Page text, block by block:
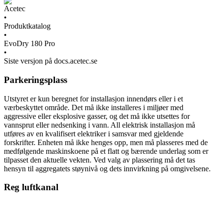
Acetec
•
Produktkatalog
•
EvoDry 180 Pro
•
Siste versjon på docs.acetec.se
Parkeringsplass
Utstyret er kun beregnet for installasjon innendørs eller i et
værbeskyttet område. Det må ikke installeres i miljøer med
aggressive eller eksplosive gasser, og det må ikke utsettes for
vannsprut eller nedsenking i vann. All elektrisk installasjon må
utføres av en kvalifisert elektriker i samsvar med gjeldende
forskrifter. Enheten må ikke henges opp, men må plasseres med de
medfølgende maskinskoene på et flatt og bærende underlag som er
tilpasset den aktuelle vekten. Ved valg av plassering må det tas
hensyn til aggregatets støynivå og dets innvirkning på omgivelsene.
Reg luftkanal